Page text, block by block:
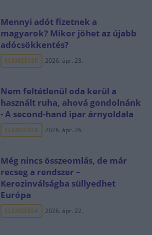
Mennyi adót fizetnek a
magyarok? Mikor jöhet az újabb
adócsökkentés?
ELEMZÉSEK 2026. ápr. 23.
Nem feltétlenül oda kerül a
használt ruha, ahová gondolnánk
- A second-hand ipar árnyoldala
ELEMZÉSEK 2026. ápr. 26.
Még nincs összeomlás, de már
recseg a rendszer –
Kerozinválságba süllyedhet
Európa
ELEMZÉSEK 2026. ápr. 22.